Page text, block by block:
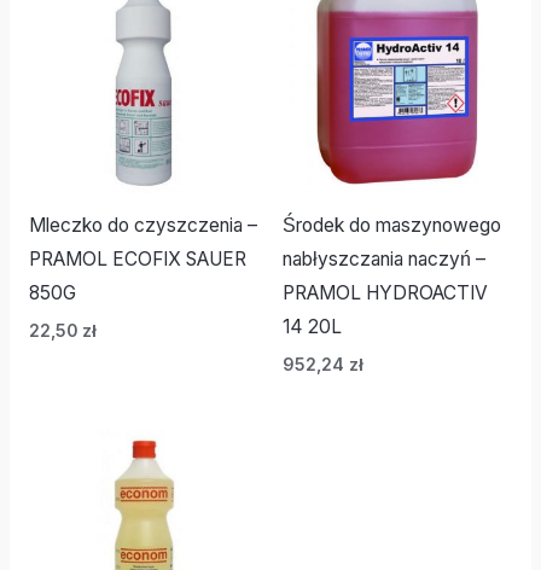
Mleczko do czyszczenia –
PRAMOL ECOFIX SAUER
850G
22,50 zł
Środek do maszynowego
nabłyszczania naczyń –
PRAMOL HYDROACTIV
14 20L
952,24 zł